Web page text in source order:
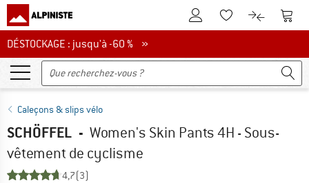
Vers le compte client
Vers la liste
Vers le
DÉSTOCKAGE : jusqu'à -60 %
DÉSTOCKAGE : jusqu'à -60 % »
Caleçons & slips vélo
SCHÖFFEL - Women's Skin Pants 4H - Sous-
vêtement de cyclisme
4,7(3)